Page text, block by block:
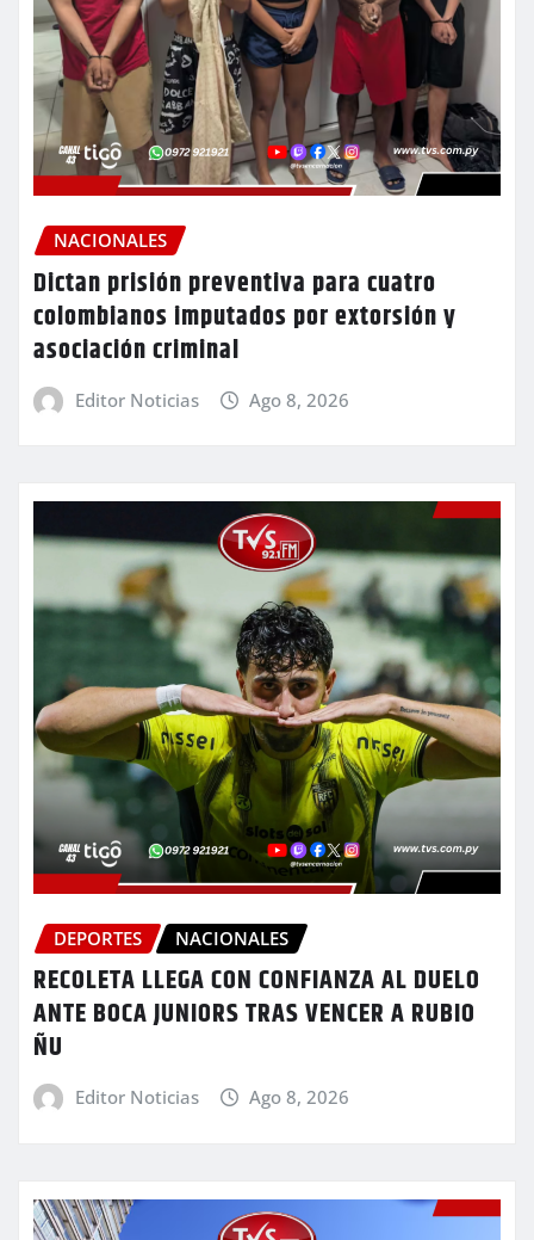
NACIONALES
Dictan prisión preventiva para cuatro
colombianos imputados por extorsión y
asociación criminal
Editor Noticias Ago 8, 2026
DEPORTES NACIONALES
RECOLETA LLEGA CON CONFIANZA AL DUELO
ANTE BOCA JUNIORS TRAS VENCER A RUBIO
ÑU
Editor Noticias Ago 8, 2026